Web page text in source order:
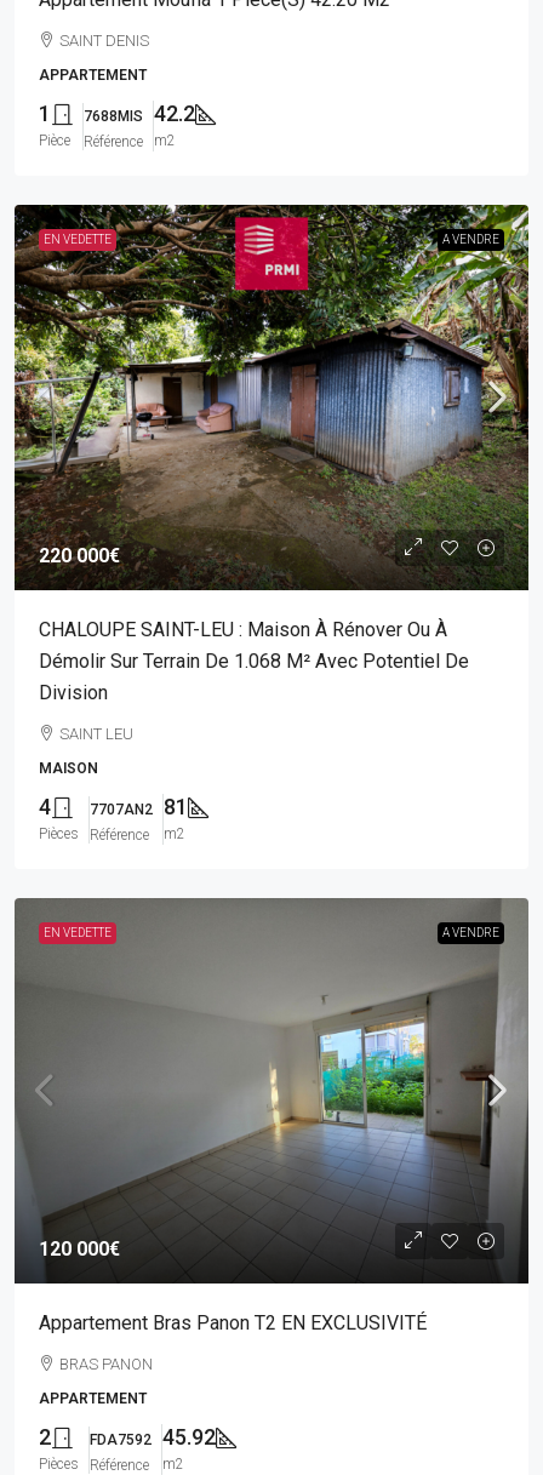
SAINT DENIS
APPARTEMENT
1
Pièce
7688MIS
Référence
42.2
m2
EN VEDETTE A VENDRE
220 000€
CHALOUPE SAINT-LEU : Maison À Rénover Ou À
Démolir Sur Terrain De 1.068 M² Avec Potentiel De
Division
SAINT LEU
MAISON
4
Pièces
7707AN2
Référence
81
m2
EN VEDETTE A VENDRE
120 000€
Appartement Bras Panon T2 EN EXCLUSIVITÉ
BRAS PANON
APPARTEMENT
2
Pièces
FDA7592
Référence
45.92
m2